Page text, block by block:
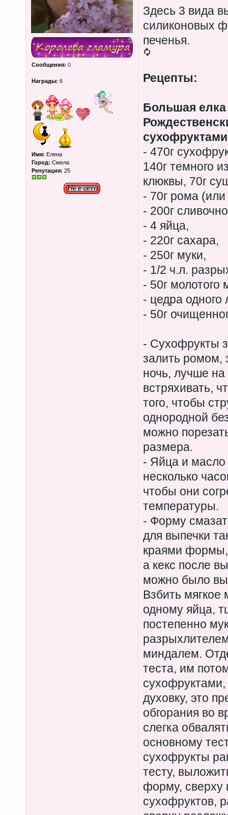
Сообщения: 0
Награды: 6
Имя: Елена
Город: Смела
Репутация: 25
Здесь 3 вида
силиконовых
печенья.
Рецепты:
Большая елка
сухофруктами
- 470г
140г темного
клюквы, 70г
- 70г рома (или
- 200г
- 4 яйца,
- 220г сахара,
- 250г муки,
- 1/2 ч.л.
- 50г молотого
- цедра одного
- 50г
- Сухофрукты
залить ромом,
ночь, лучше на
встряхивать,
того, чтобы
однородной
можно
размера.
- Яйца и масло
несколько
чтобы они
температуры.
- Форму
для выпечки
краями формы,
а кекс после
можно было
Взбить мягкое
одному яйца,
постепенно
миндалем.
теста, им
сухофруктами,
духовку, это
обгорания во
слегка
основному
сухофрукты
тесту,
форму, сверху
сухофруктов,